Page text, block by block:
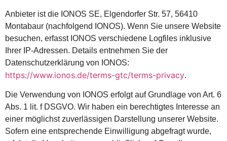
Anbieter ist die IONOS SE, Elgendorfer Str. 57, 56410
Montabaur (nachfolgend IONOS). Wenn Sie unsere Website
besuchen, erfasst IONOS verschiedene Logfiles inklusive
Ihrer IP-Adressen. Details entnehmen Sie der
Datenschutzerklärung von IONOS:
https://www.ionos.de/terms-gtc/terms-privacy.
Die Verwendung von IONOS erfolgt auf Grundlage von Art. 6
Abs. 1 lit. f DSGVO. Wir haben ein berechtigtes Interesse an
einer möglichst zuverlässigen Darstellung unserer Website.
Sofern eine entsprechende Einwilligung abgefragt wurde,